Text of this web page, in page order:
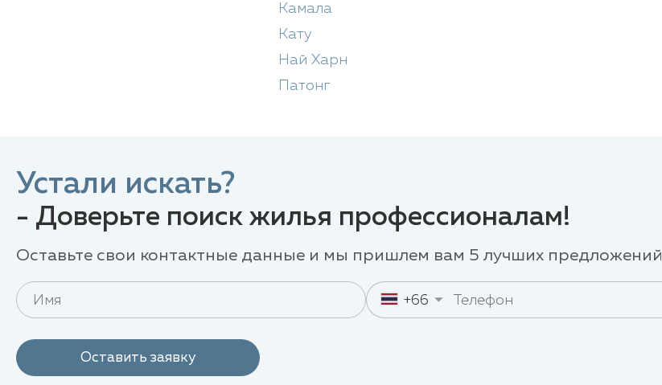
Камала
Кату
Най Харн
Патонг
Устали искать?
- Доверьте поиск жилья профессионалам!
Оставьте свои контактные данные и мы пришлем вам 5 лучших предложений
+66
Оставить заявку